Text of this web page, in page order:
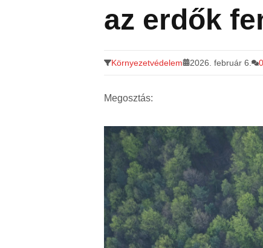
az erdők
Környezetvédelem 2026. február 6. 0
Megosztás: